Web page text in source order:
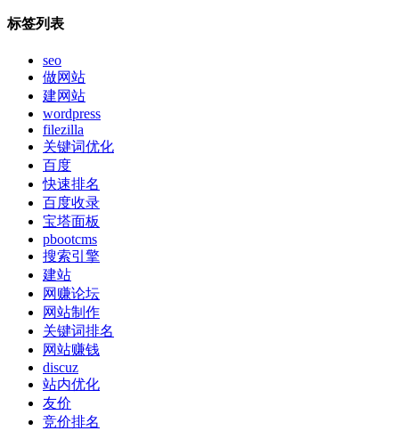
标签列表
seo
做网站
建网站
wordpress
filezilla
关键词优化
百度
快速排名
百度收录
宝塔面板
pbootcms
搜索引擎
建站
网赚论坛
网站制作
关键词排名
网站赚钱
discuz
站内优化
友价
竞价排名